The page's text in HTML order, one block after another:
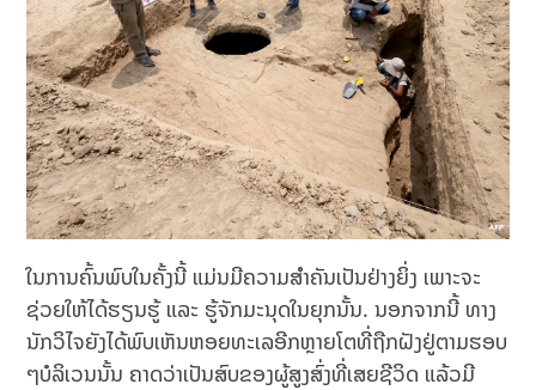
ໃນການຄົ້ນພົບໃນຄັ້ງນີ້ ແມ່ນມີຄວາມສຳຄັນເປັນຢ່າງຍິ່ງ ເພາະຈະ
ຊ່ວຍໃຫ້ໄດ້ຮຽນຮູ້ ແລະ ຮູ້ຈັກມະນຸດໃນຍຸກນັ້ນ. ນອກຈາກນີ້ ທາງ
ນັກວິໄຈຍັງໄດ້ພົບເຫັນຫອຍທະເລອີກຫຼາຍໂຕທີ່ຖືກຝັງຢູ່ຕາມຮອບ
ໆບໍລິເວນນັ້ນ ຄາດວ່າເປັນສົບຂອງຜູ້ສູງສົ່ງທີ່ເສຍຊີວິດ ແລ້ວມີ